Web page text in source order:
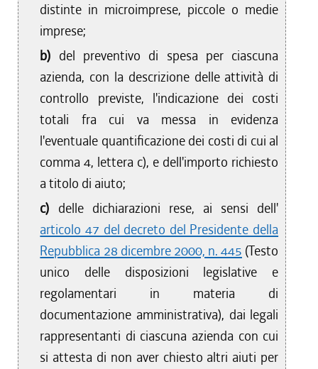
distinte in microimprese, piccole o medie
imprese;
b) del preventivo di spesa per ciascuna
azienda, con la descrizione delle attività di
controllo previste, l'indicazione dei costi
totali fra cui va messa in evidenza
l'eventuale quantificazione dei costi di cui al
comma 4, lettera c), e dell'importo richiesto
a titolo di aiuto;
c) delle dichiarazioni rese, ai sensi dell'
articolo 47 del decreto del Presidente della
Repubblica 28 dicembre 2000, n. 445 (Testo
unico delle disposizioni legislative e
regolamentari in materia di
documentazione amministrativa), dai legali
rappresentanti di ciascuna azienda con cui
si attesta di non aver chiesto altri aiuti per